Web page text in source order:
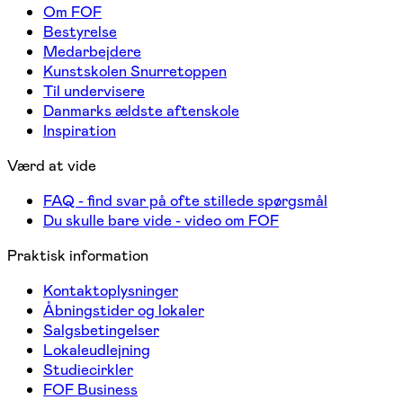
Om FOF
Bestyrelse
Medarbejdere
Kunstskolen Snurretoppen
Til undervisere
Danmarks ældste aftenskole
Inspiration
Værd at vide
FAQ - find svar på ofte stillede spørgsmål
Du skulle bare vide - video om FOF
Praktisk information
Kontaktoplysninger
Åbningstider og lokaler
Salgsbetingelser
Lokaleudlejning
Studiecirkler
FOF Business